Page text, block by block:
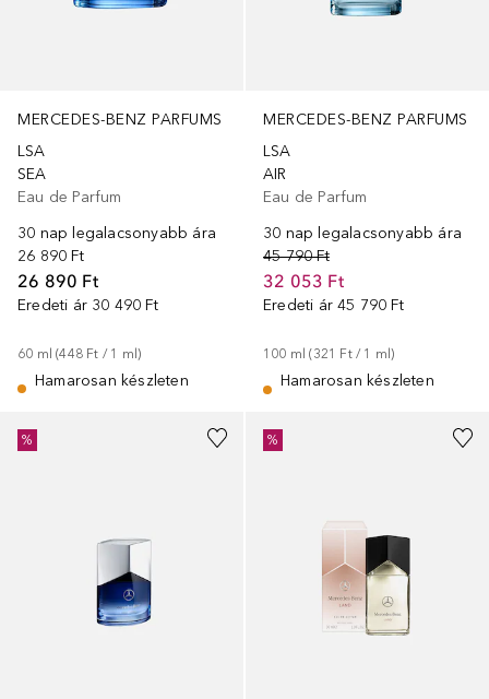
MERCEDES-BENZ PARFUMS
LSA
SEA
Eau de Parfum
30 nap legalacsonyabb ára
26 890 Ft
26 890 Ft
Eredeti ár 30 490 Ft
60 ml (448 Ft / 1 ml)
Hamarosan készleten
MERCEDES-BENZ PARFUMS
LSA
AIR
Eau de Parfum
30 nap legalacsonyabb ára
45 790 Ft
32 053 Ft
Eredeti ár 45 790 Ft
100 ml (321 Ft / 1 ml)
Hamarosan készleten
% %